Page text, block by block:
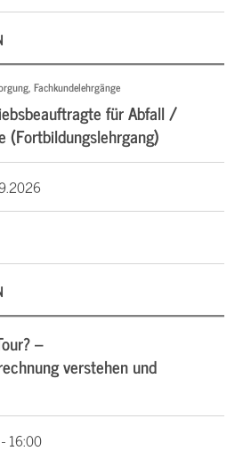
Fachkundelehrgänge
für Abfall /
(Fortbildungslehrgang)
–
verstehen und
16:00